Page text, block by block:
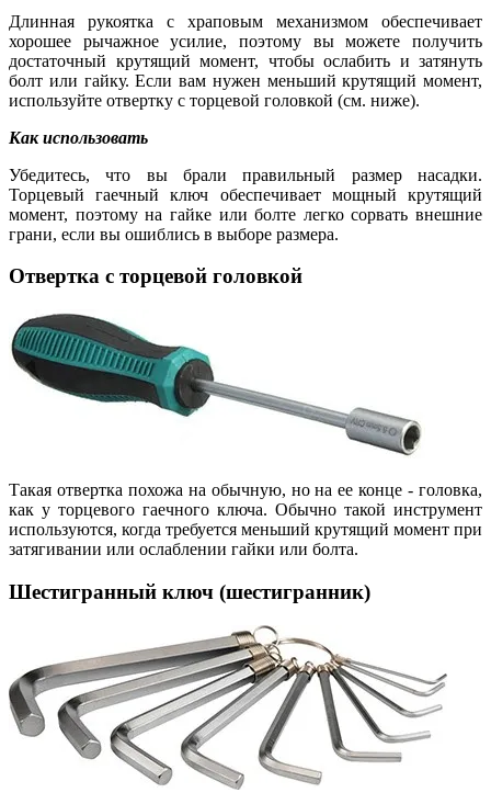
Длинная рукоятка с храповым механизмом обеспечивает
хорошее рычажное усилие, поэтому вы можете получить
достаточный крутящий момент, чтобы ослабить и затянуть
болт или гайку. Если вам нужен меньший крутящий момент,
используйте отвертку с торцевой головкой (см. ниже).
Как использовать
Убедитесь, что вы брали правильный размер насадки.
Торцевый гаечный ключ обеспечивает мощный крутящий
момент, поэтому на гайке или болте легко сорвать внешние
грани, если вы ошиблись в выборе размера.
Отвертка с торцевой головкой
Такая отвертка похожа на обычную, но на ее конце - головка,
как у торцевого гаечного ключа. Обычно такой инструмент
используются, когда требуется меньший крутящий момент при
затягивании или ослаблении гайки или болта.
Шестигранный ключ (шестигранник)